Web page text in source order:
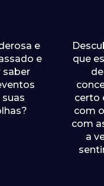
e
e
saber
que
certo
com
com
a